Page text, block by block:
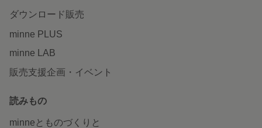
ダウンロード販売
minne PLUS
minne LAB
販売支援企画・イベント
読みもの
minneとものづくりと